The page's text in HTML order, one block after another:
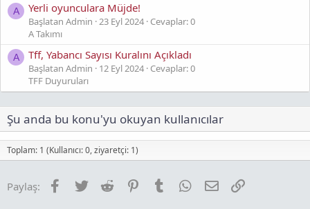
A Yerli oyunculara Müjde!
Başlatan Admin 23 Eyl 2024 Cevaplar: 0
A Takımı
A Tff, Yabancı Sayısı Kuralını Açıkladı
Başlatan Admin 12 Eyl 2024 Cevaplar: 0
TFF Duyuruları
Şu anda bu konu'yu okuyan kullanıcılar
Toplam: 1 (Kullanıcı: 0, ziyaretçi: 1)
Paylaş: Facebook
Twitter Reddit PinterestTumblr WhatsApp
E-posta